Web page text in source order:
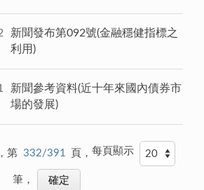
新聞發布第092號(金融穩健指標之
利用)
新聞參考資料(近十年來國內債券市
場的發展)
第 332/391 頁， 每頁顯示
筆，